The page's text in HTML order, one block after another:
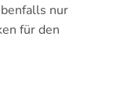
nur
für den